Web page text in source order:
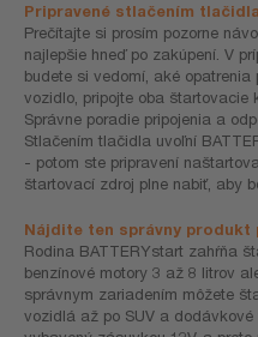
Pripravené stlačením tlačidla
Prečítajte si prosím pozorne
najlepšie hneď po zakúpení. V
budete si vedomí, aké
vozidlo, pripojte oba štartovacie
Správne poradie pripojenia a
Stlačením tlačidla uvoľní
- potom ste pripravení
štartovací zdroj plne nabiť, aby
Nájdite ten správny produkt
Rodina BATTERYstart zahŕňa
benzínové motory 3 až 8 litrov
správnym zariadením môžete
vozidlá až po SUV a